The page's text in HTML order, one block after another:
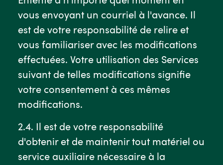
vous envoyant un courriel à l'avance. Il
est de votre responsabilité de relire et
vous familiariser avec les modifications
effectuées. Votre utilisation des Services
suivant de telles modifications signifie
votre consentement à ces mêmes
modifications.
2.4. Il est de votre responsabilité
d'obtenir et de maintenir tout matériel ou
service auxiliaire nécessaire à la